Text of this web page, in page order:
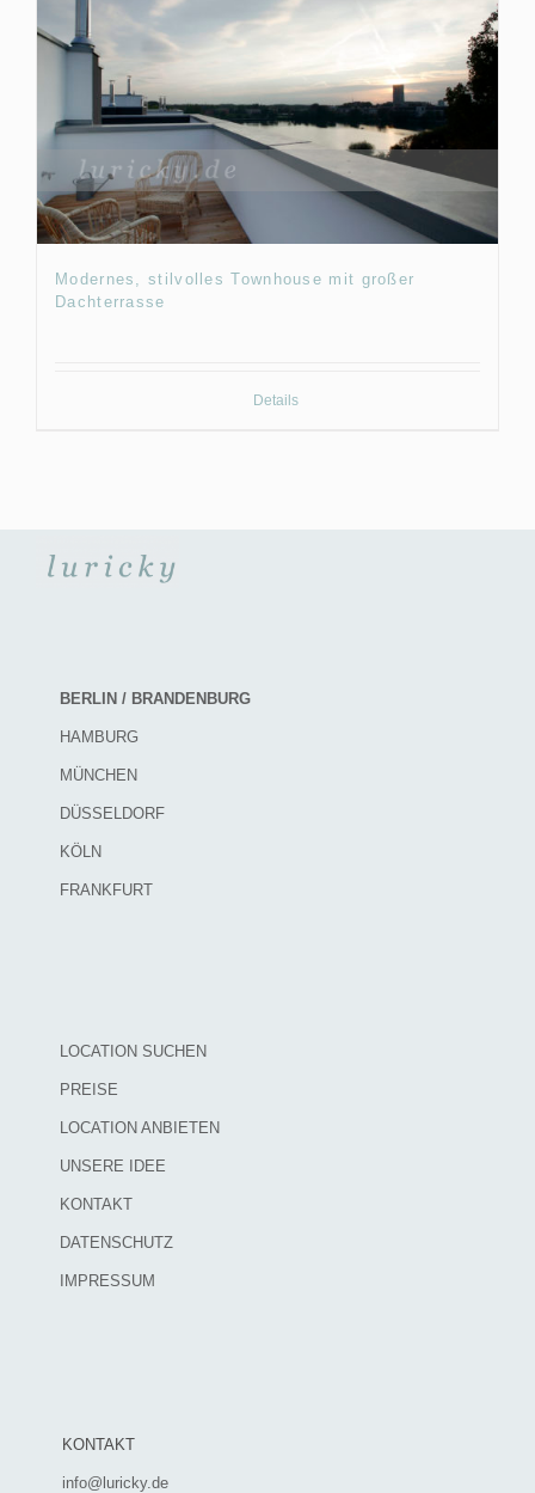
Modernes, stilvolles Townhouse mit großer
Dachterrasse
Details
BERLIN / BRANDENBURG
HAMBURG
MÜNCHEN
DÜSSELDORF
KÖLN
FRANKFURT
LOCATION SUCHEN
PREISE
LOCATION ANBIETEN
UNSERE IDEE
KONTAKT
DATENSCHUTZ
IMPRESSUM
KONTAKT
info@luricky.de